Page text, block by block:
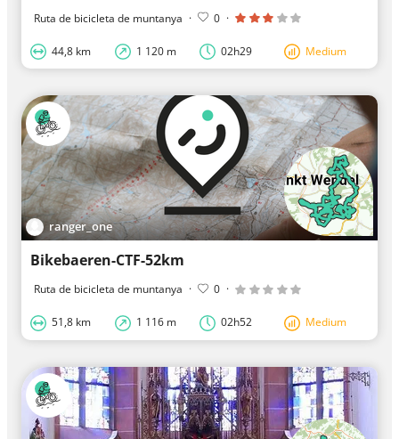
Ruta de bicicleta de muntanya · 0 ·
44,8 km 1 120 m 02h29 Medium
ranger_one
Bikebaeren-CTF-52km
Ruta de bicicleta de muntanya · 0 ·
51,8 km 1 116 m 02h52 Medium